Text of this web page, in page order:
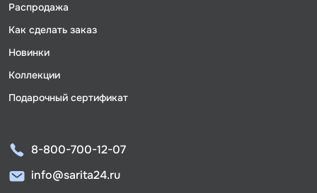
Распродажа
Как сделать заказ
Новинки
Коллекции
Подарочный сертификат
8-800-700-12-07
info@sarita24.ru